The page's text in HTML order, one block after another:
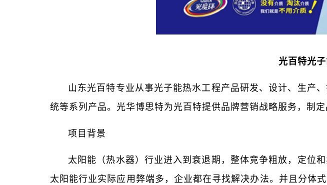
光百特光
山东光百特专业从事光子能热水工程产品研发、设计、生产
统等系列产品。光华博思特为光百特提供品牌营销战略服务，制
项目背景
太阳能（热水器）行业进入到衰退期，整体竞争粗放，定位
太阳能行业实际应用弊端多，企业都在寻找解决办法。并且分